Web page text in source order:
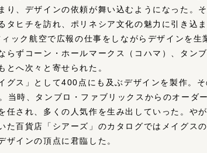
り、デザインの依頼が舞い込むようになった。
ヒチを訪れ、ポリネシア文化の魅力に引き込
ック航空で広報の仕事をしながらデザインを生
ずコーン・ホールマークス（コハマ）、タン
へ次々と寄せられた。
ス」として400点にも及ぶデザインを製作。そ
時、タンブロ・ファブリックスからのオーダ
され、多くの人気作を生み出していった。や
百貨店「シアーズ」のカタログではメイグス
インの頂点に君臨した。